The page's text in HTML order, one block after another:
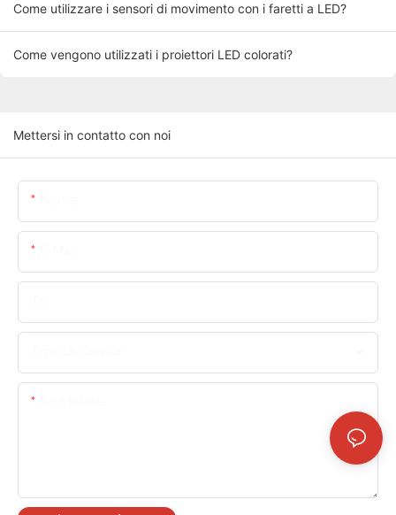
Come utilizzare i sensori di movimento con i faretti a LED?
Come vengono utilizzati i proiettori LED colorati?
Mettersi in contatto con noi